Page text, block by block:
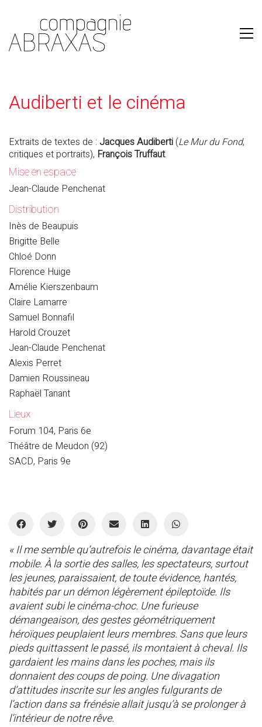
Audiberti et le cinéma
Extraits de textes de : Jacques Audiberti (Le Mur du Fond,
critiques et portraits), François Truffaut.
Mise en espace
Jean-Claude Penchenat
Distribution
Inès de Beaupuis
Brigitte Belle
Chloé Donn
Florence Huige
Amélie Kierszenbaum
Claire Lamarre
Samuel Bonnafil
Harold Crouzet
Jean-Claude Penchenat
Alexis Perret
Damien Roussineau
Raphaël Tanant
Lieux
Forum 104, Paris 6e
Théâtre de Meudon (92)
SACD, Paris 9e
« Il me semble qu’autrefois le cinéma, davantage était
mobile. À la sortie des salles, les spectateurs, surtout
les jeunes, paraissaient, de toute évidence, hantés,
habités par un démon légèrement épileptoïde. Ils
avaient subi le cinéma-choc. Une furieuse
démangeaison, des gestes géométriquement
héroïques peuplaient leurs membres. Sans que leurs
pieds quittassent le passé, ils montaient à cheval. Ils
gardaient les mains dans les poches, mais ils
donnaient des coups de poing. Une divagation
d’attitudes inscrite sur les angles fulgurants de
l’action dans sa frénésie allait jusqu’à se prolonger à
l’intérieur de notre rêve.